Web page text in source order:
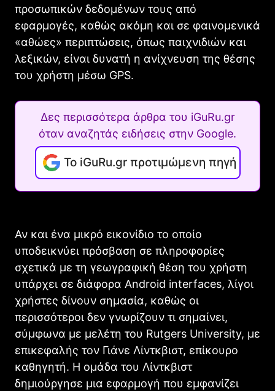
προσωπικών δεδομένων τους από
εφαρμογές, καθώς ακόμη και σε φαινομενικά
«αθώες» περιπτώσεις, όπως παιχνιδιών και
λεξικών, είναι δυνατή η ανίχνευση της θέσης
του χρήστη μέσω GPS.
Δες περισσότερα άρθρα του iGuRu.gr
όταν αναζητάς ειδήσεις στην Google.
Το iGuRu.gr προτιμώμενη πηγή
Αν και ένα μικρό εικονίδιο το οποίο
υποδεικνύει πρόσβαση σε πληροφορίες
σχετικά με τη γεωγραφική θέση του χρήστη
υπάρχει σε διάφορα Android interfaces, λίγοι
χρήστες δίνουν σημασία, καθώς οι
περισσότεροι δεν γνωρίζουν τι σημαίνει,
σύμφωνα με μελέτη του Rutgers University, με
επικεφαλής τον Γιάνε Λίντκβιστ, επίκουρο
καθηγητή. Η ομάδα του Λίντκβιστ
δημιούργησε μια εφαρμογή που εμφανίζει